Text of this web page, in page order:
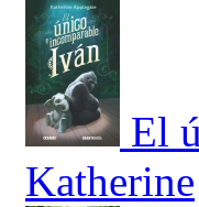
El
Katherine